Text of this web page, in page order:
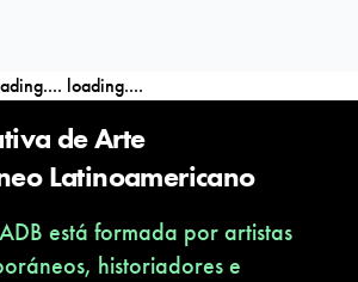
loading....
de Arte
Latinoamericano
está formada por artistas
historiadores e